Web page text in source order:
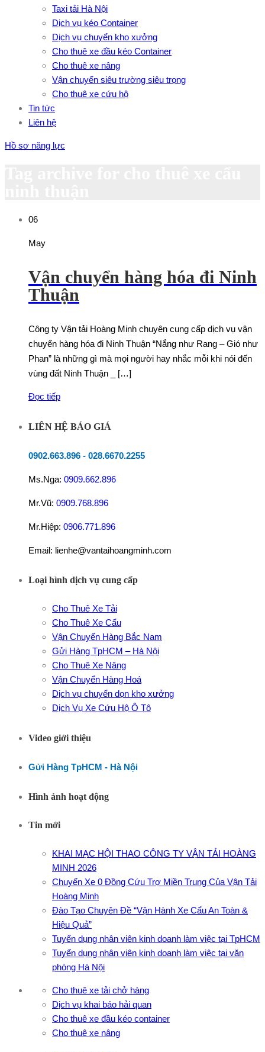
Taxi tải Hà Nội
Dịch vụ kéo Container
Dịch vụ chuyển kho xưởng
Cho thuê xe đầu kéo Container
Cho thuê xe nâng
Vận chuyển siêu trường siêu trọng
Cho thuê xe cứu hộ
Tin tức
Liên hệ
Hồ sơ năng lực
06
May
Vận chuyển hàng hóa đi Ninh
Thuận
Công ty Vận tải Hoàng Minh chuyên cung cấp dịch vụ vận
chuyển hàng hóa đi Ninh Thuận “Nắng như Rang – Gió như
Phan” là những gì mà mọi người hay nhắc mỗi khi nói đến
vùng đất Ninh Thuận _ […]
Đọc tiếp
LIÊN HỆ BÁO GIÁ
0902.663.896 - 028.6670.2255
Ms.Nga: 0909.662.896
Mr.Vũ: 0909.768.896
Mr.Hiệp: 0906.771.896
Email: lienhe@vantaihoangminh.com
Loại hình dịch vụ cung cấp
Cho Thuê Xe Tải
Cho Thuê Xe Cẩu
Vận Chuyển Hàng Bắc Nam
Gửi Hàng TpHCM – Hà Nội
Cho Thuê Xe Nâng
Vận Chuyển Hàng Hoá
Dịch vụ chuyển dọn kho xưởng
Dịch Vụ Xe Cứu Hộ Ô Tô
Video giới thiệu
Gửi Hàng TpHCM - Hà Nội
Hình ảnh hoạt động
Tin mới
KHAI MẠC HỘI THAO CÔNG TY VẬN TẢI HOÀNG
MINH 2026
Chuyến Xe 0 Đồng Cứu Trợ Miền Trung Của Vận Tải
Hoàng Minh
Đào Tạo Chuyên Đề “Vận Hành Xe Cẩu An Toàn &
Hiệu Quả”
Tuyển dụng nhân viên kinh doanh làm việc tại TpHCM
Tuyển dụng nhân viên kinh doanh làm việc tại văn
phòng Hà Nội
Cho thuê xe tải chở hàng
Dịch vụ khai báo hải quan
Cho thuê xe đầu kéo container
Cho thuê xe nâng